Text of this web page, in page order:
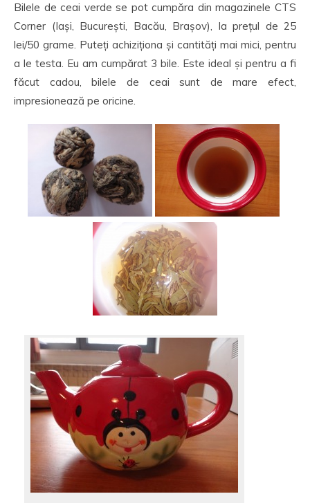
Bilele de ceai verde se pot cumpăra din magazinele CTS
Corner (Iași, București, Bacău, Brașov), la prețul de 25
lei/50 grame. Puteți achiziționa și cantități mai mici, pentru
a le testa. Eu am cumpărat 3 bile. Este ideal și pentru a fi
făcut cadou, bilele de ceai sunt de mare efect,
impresionează pe oricine.